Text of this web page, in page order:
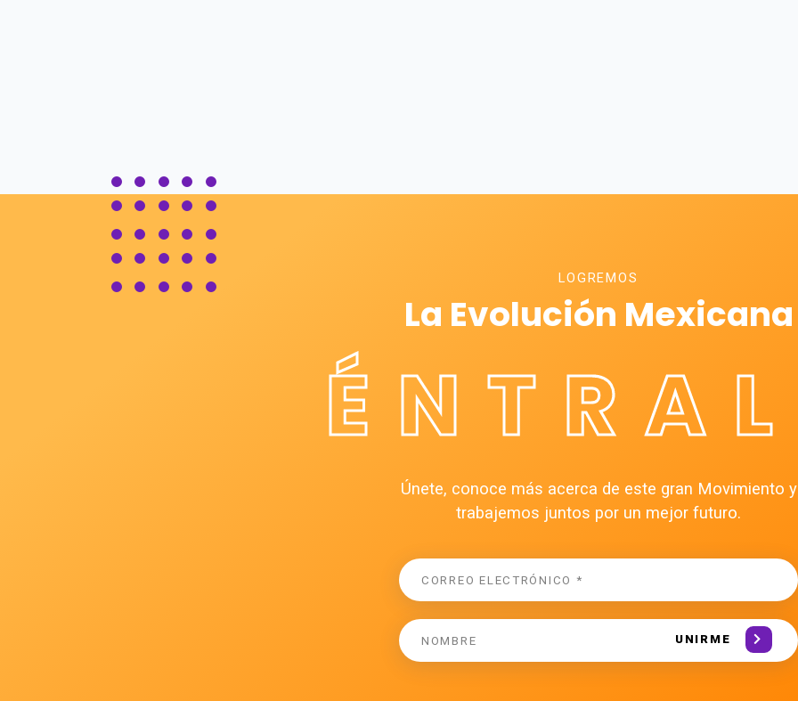
LOGREMOS
La Evolución Mexicana
Únete, conoce más acerca de este gran Movimiento y
trabajemos juntos por un mejor futuro.
UNIRME